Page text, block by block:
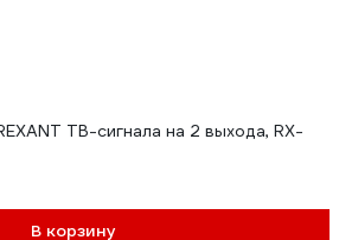
ТВ-сигнала на 2 выхода, RX-
В корзину